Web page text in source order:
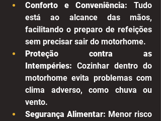
Conforto e Conveniência: Tudo
está ao alcance das mãos,
facilitando o preparo de refeições
sem precisar sair do motorhome.
Proteção contra as
Intempéries: Cozinhar dentro do
motorhome evita problemas com
clima adverso, como chuva ou
vento.
Segurança Alimentar: Menor risco